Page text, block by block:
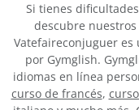
Si tienes
descubre nuestros
Vatefaireconjuguer
por Gymglish.
idiomas en línea
curso de francés,